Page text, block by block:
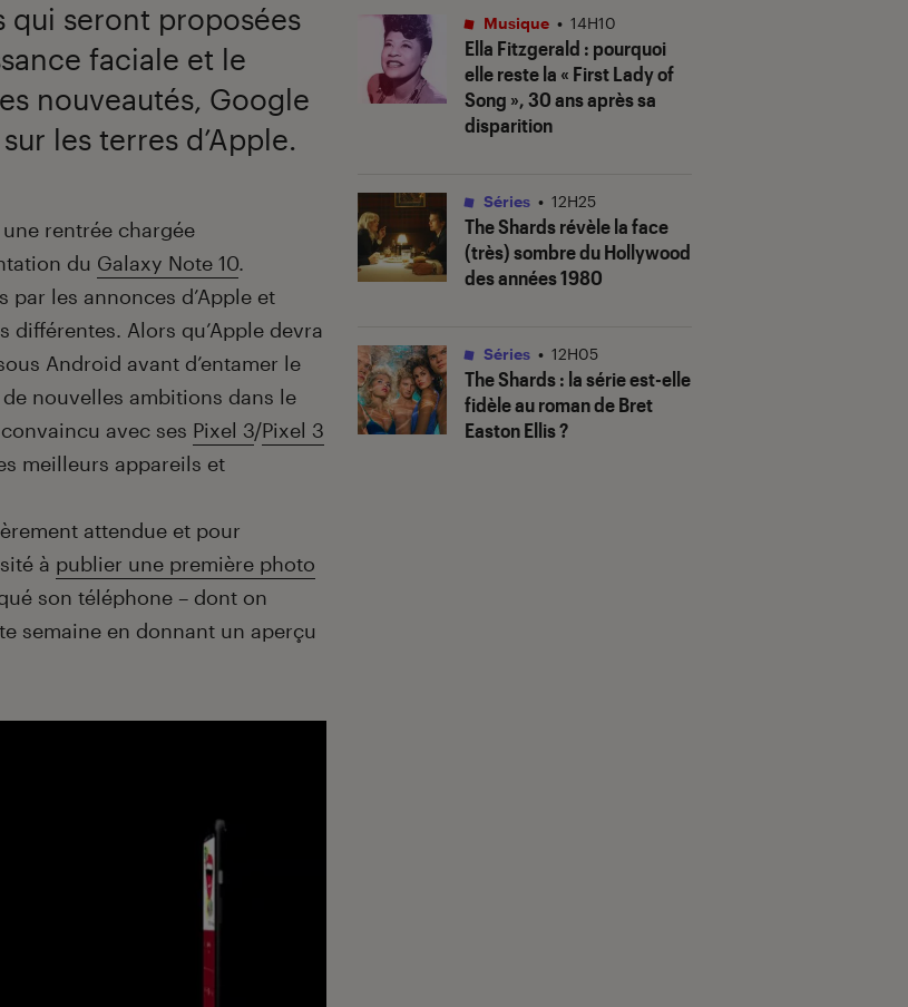
seront proposées
faciale et le
nouveautés, Google
les terres d’Apple.
rentrée chargée
du Galaxy Note 10.
par les annonces d’Apple et
Alors qu’Apple devra
Android avant d’entamer le
nouvelles ambitions dans le
avec ses Pixel 3/Pixel 3
meilleurs appareils et
attendue et pour
à publier une première photo
son téléphone – dont on
semaine en donnant un aperçu
Ella Fitzgerald : pourquoi
elle reste la « First Lady of
Song », 30 ans après sa
disparition
Musique • 14H10
The Shardsrévèle la face
(très) sombre du Hollywood
des années 1980
Séries • 12H25
The Shards: la série est-elle
fidèle au roman de Bret
Easton Ellis ?
Séries • 12H05